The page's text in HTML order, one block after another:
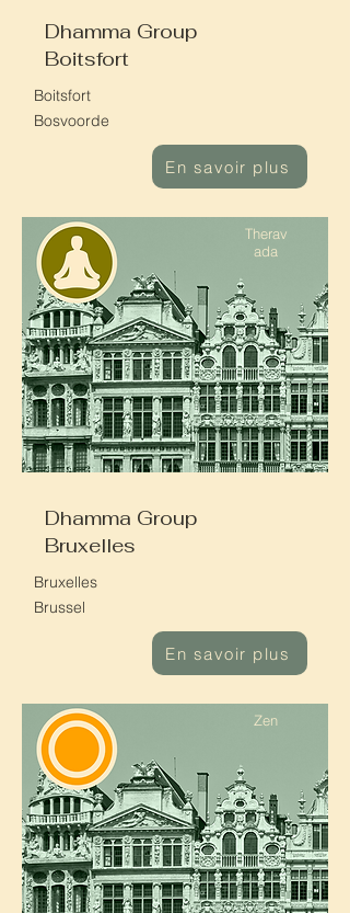
Dhamma Group
Boitsfort
Boitsfort
Bosvoorde
En savoir plus
Therav
ada
Dhamma Group
Bruxelles
Bruxelles
Brussel
En savoir plus
Zen